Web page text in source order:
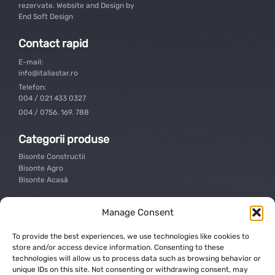
Manage Consent
To provide the best experiences, we use technologies like cookies to
store and/or access device information. Consenting to these
technologies will allow us to process data such as browsing behavior or
unique IDs on this site. Not consenting or withdrawing consent, may
rezervate. Website and Design by
End Soft Design
Contact rapid
E-mail:
info@italiastar.ro
Telefon:
004 / 021 433 0327
004 / 0756. 169. 788
Categorii produse
Bisonte Constructii
Bisonte Agro
Bisonte Acasă
Service
Termeni si conditii
Garantia produselor
Politica de confidentialitate